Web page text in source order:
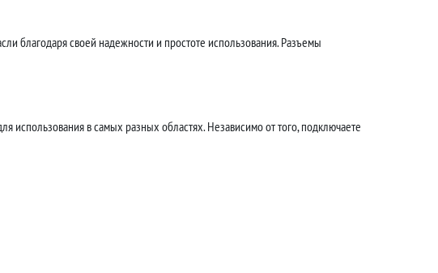
благодаря своей надежности и простоте использования. Разъемы
в самых разных областях. Независимо от того, подключаете